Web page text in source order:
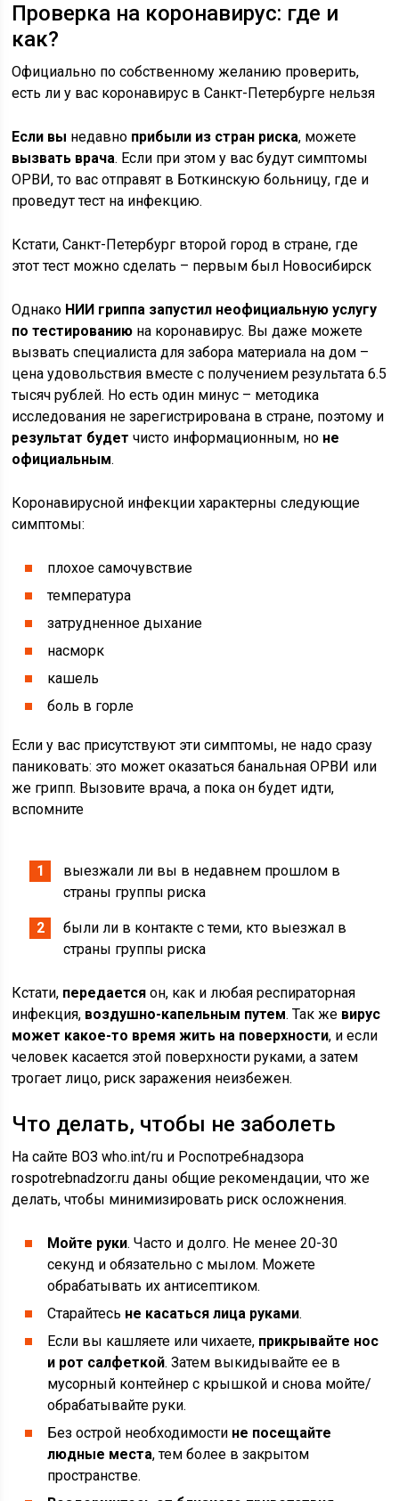
Проверка на коронавирус: где и
как?
Официально по собственному желанию проверить,
есть ли у вас коронавирус в Санкт-Петербурге нельзя
Если вы недавно прибыли из стран риска, можете
вызвать врача. Если при этом у вас будут симптомы
ОРВИ, то вас отправят в Боткинскую больницу, где и
проведут тест на инфекцию.
Кстати, Санкт-Петербург второй город в стране, где
этот тест можно сделать – первым был Новосибирск
Однако НИИ гриппа запустил неофициальную услугу
по тестированию на коронавирус. Вы даже можете
вызвать специалиста для забора материала на дом –
цена удовольствия вместе с получением результата 6.5
тысяч рублей. Но есть один минус – методика
исследования не зарегистрирована в стране, поэтому и
результат будет чисто информационным, но не
официальным.
Коронавирусной инфекции характерны следующие
симптомы:
плохое самочувствие
температура
затрудненное дыхание
насморк
кашель
боль в горле
Если у вас присутствуют эти симптомы, не надо сразу
паниковать: это может оказаться банальная ОРВИ или
же грипп. Вызовите врача, а пока он будет идти,
вспомните
выезжали ли вы в недавнем прошлом в
страны группы риска
были ли в контакте с теми, кто выезжал в
страны группы риска
Кстати, передается он, как и любая респираторная
инфекция, воздушно-капельным путем. Так же вирус
может какое-то время жить на поверхности, и если
человек касается этой поверхности руками, а затем
трогает лицо, риск заражения неизбежен.
Что делать, чтобы не заболеть
На сайте ВОЗ who.int/ru и Роспотребнадзора
rospotrebnadzor.ru даны общие рекомендации, что же
делать, чтобы минимизировать риск осложнения.
Мойте руки. Часто и долго. Не менее 20-30
секунд и обязательно с мылом. Можете
обрабатывать их антисептиком.
Старайтесь не касаться лица руками.
Если вы кашляете или чихаете, прикрывайте нос
и рот салфеткой. Затем выкидывайте ее в
мусорный контейнер с крышкой и снова мойте/
обрабатывайте руки.
Без острой необходимости не посещайте
людные места, тем более в закрытом
пространстве.